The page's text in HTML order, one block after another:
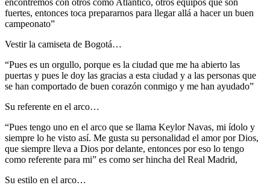
fuertes, entonces toca prepararnos para llegar allá a hacer un buen
campeonato”
Vestir la camiseta de Bogotá…
“Pues es un orgullo, porque es la ciudad que me ha abierto las
puertas y pues le doy las gracias a esta ciudad y a las personas que
se han comportado de buen corazón conmigo y me han ayudado”
Su referente en el arco…
“Pues tengo uno en el arco que se llama Keylor Navas, mi ídolo y
siempre lo he visto así. Me gusta su personalidad el amor por Dios,
que siempre lleva a Dios por delante, entonces por eso lo tengo
como referente para mi” es como ser hincha del Real Madrid,
Su estilo en el arco…